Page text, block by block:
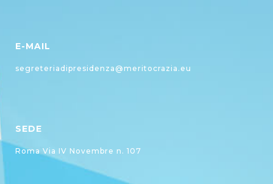
E-MAIL
segreteriadipresidenza@meritocrazia.eu
SEDE
Roma Via IV Novembre n. 107